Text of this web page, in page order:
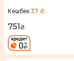
Кешбек37 ₴
751₴